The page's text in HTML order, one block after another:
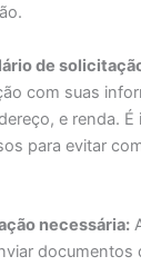
de
com suas
e renda.
para evitar
necessária:
documentos